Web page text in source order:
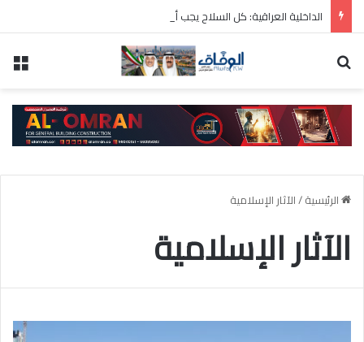
الداخلية العراقية: كل السلاح يجب أن يخضع للدولة
الرئيسية/الآثار الإسلامية
الآثار الإسلامية